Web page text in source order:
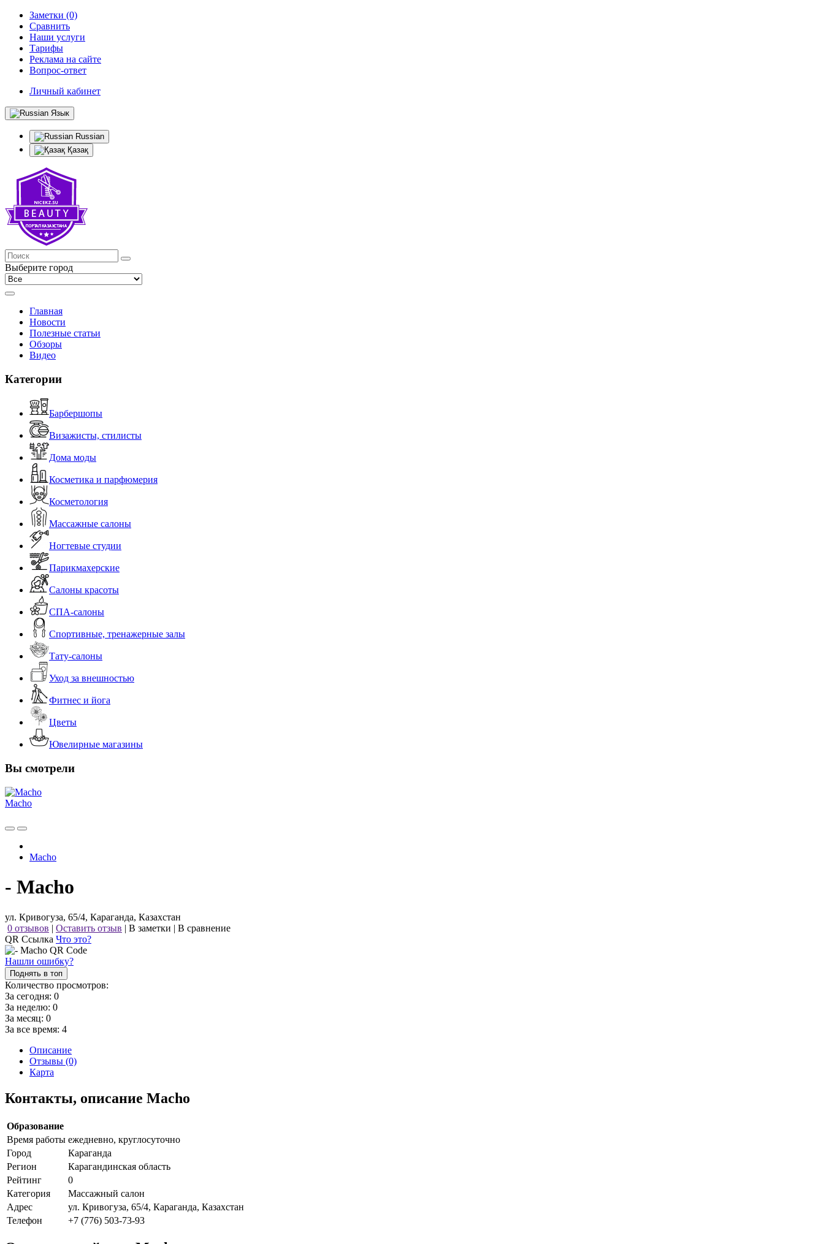
Заметки (0)
Сравнить
Наши услуги
Тарифы
Реклама на сайте
Вопрос-ответ
Личный кабинет
Язык
Russian
Қазақ
Выберите город
Главная
Новости
Полезные статьи
Обзоры
Видео
Категории
Барбершопы
Визажисты, стилисты
Дома моды
Косметика и парфюмерия
Косметология
Массажные салоны
Ногтевые студии
Парикмахерские
Салоны красоты
СПА-салоны
Спортивные, тренажерные залы
Тату-салоны
Уход за внешностью
Фитнес и йога
Цветы
Ювелирные магазины
Вы смотрели
Macho
Macho
- Macho
ул. Кривогуза, 65/4, Караганда, Казахстан
0 отзывов | Оставить отзыв | В заметки | В сравнение
QR Ссылка Что это?
Нашли ошибку?
Поднять в топ
Количество просмотров:
За сегодня: 0
За неделю: 0
За месяц: 0
За все время: 4
Описание
Отзывы (0)
Карта
Контакты, описание Macho
Образование
Время работы ежедневно, круглосуточно
Город
Караганда
Регион
Карагандинская область
Рейтинг
0
Категория
Массажный салон
Адрес
ул. Кривогуза, 65/4, Караганда, Казахстан
Телефон
+7 (776) 503-73-93